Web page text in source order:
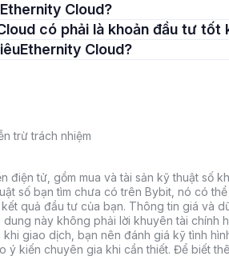
Ethernity Cloud?
Cloud có phải là khoản đầu tư tốt
Cloud?
trừ trách nhiệm
điện tử, gồm mua và tài sản kỹ thuật số
số bạn tìm chưa có trên Bybit, nó có
kết quả đầu tư của bạn. Thông tin giá và
dung này không phải lời khuyên tài chính
khi giao dịch, bạn nên đánh giá kỹ tình
ý kiến chuyên gia khi cần thiết. Để biết